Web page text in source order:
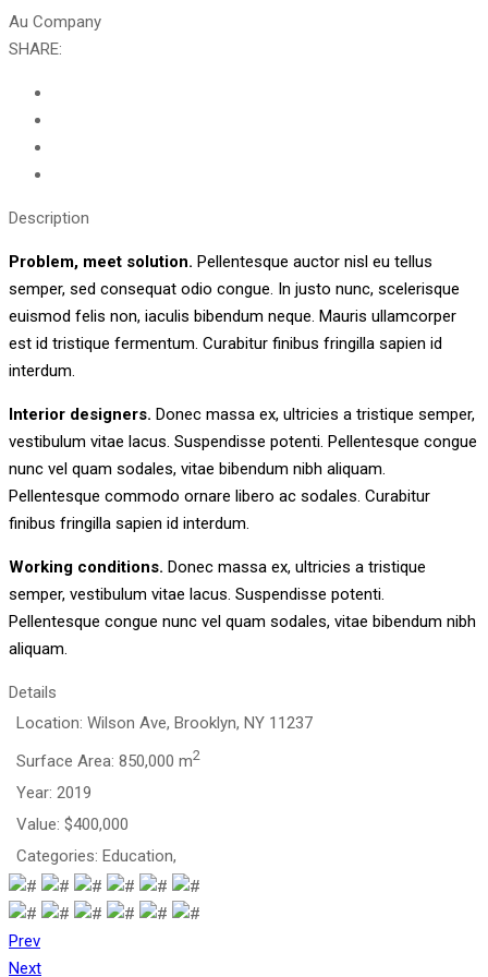
Au Company
SHARE:
Description
Problem, meet solution. Pellentesque auctor nisl eu tellus
semper, sed consequat odio congue. In justo nunc, scelerisque
euismod felis non, iaculis bibendum neque. Mauris ullamcorper
est id tristique fermentum. Curabitur finibus fringilla sapien id
interdum.
Interior designers. Donec massa ex, ultricies a tristique semper,
vestibulum vitae lacus. Suspendisse potenti. Pellentesque congue
nunc vel quam sodales, vitae bibendum nibh aliquam.
Pellentesque commodo ornare libero ac sodales. Curabitur
finibus fringilla sapien id interdum.
Working conditions. Donec massa ex, ultricies a tristique
semper, vestibulum vitae lacus. Suspendisse potenti.
Pellentesque congue nunc vel quam sodales, vitae bibendum nibh
aliquam.
Details
Location: Wilson Ave, Brooklyn, NY 11237
Surface Area: 850,000 m2
Year: 2019
Value: $400,000
Categories: Education,
Prev
Next